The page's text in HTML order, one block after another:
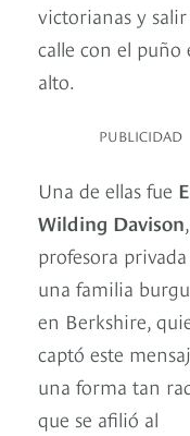
victorianas y salir
calle con el puño
alto.
PUBLICIDAD
Una de ellas fue
Wilding Davison,
profesora
una familia
en Berkshire,
captó este
una forma tan
que se afilió al